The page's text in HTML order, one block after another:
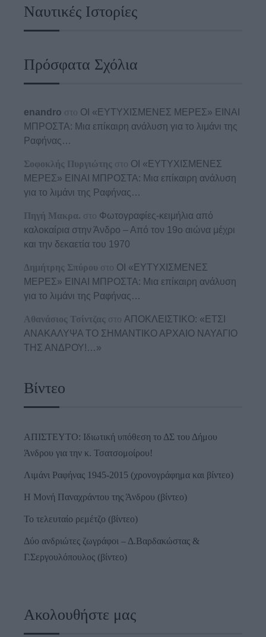
Ναυτικές Ιστορίες
Πρόσφατα Σχόλια
enandro στο ΟΙ «ΕΥΤΥΧΙΣΜΕΝΕΣ ΜΕΡΕΣ» ΕΙΝΑΙ
ΜΠΡΟΣΤΑ: Μια επίκαιρη ανάλυση για το λιμάνι της
Ραφήνας…
Σοφοκλής Πυργιώτης στο ΟΙ «ΕΥΤΥΧΙΣΜΕΝΕΣ
ΜΕΡΕΣ» ΕΙΝΑΙ ΜΠΡΟΣΤΑ: Μια επίκαιρη ανάλυση
για το λιμάνι της Ραφήνας…
Πηγή Μακρα. στο Φωτογραφίες-κειμήλια από
καλοκαίρια στην Άνδρο – Από τον 19ο αιώνα μέχρι
και την δεκαετία του 1970
Δημήτρης Σπύρου στο ΟΙ «ΕΥΤΥΧΙΣΜΕΝΕΣ
ΜΕΡΕΣ» ΕΙΝΑΙ ΜΠΡΟΣΤΑ: Μια επίκαιρη ανάλυση
για το λιμάνι της Ραφήνας…
Αθανάσιος Τσίντζας στο ΑΠΟΚΛΕΙΣΤΙΚΟ: «ΕΤΣΙ
ΑΝΑΚΑΛΥΨΑ ΤΟ ΣΗΜΑΝΤΙΚΟ ΑΡΧΑΙΟ ΝΑΥΑΓΙΟ
ΤΗΣ ΑΝΔΡΟΥ!…»
Βίντεο
ΑΠΙΣΤΕΥΤΟ: Ιδιωτική υπόθεση το ΔΣ του Δήμου
Άνδρου για την κ. Τσατσομοίρου!
Λιμάνι Ραφήνας 1945-2015 (χρονογράφημα και βίντεο)
Η Μονή Παναχράντου της Άνδρου (βίντεο)
Το τελευταίο ρεμέτζο (βίντεο)
Δύο ανδριώτες ζωγράφοι – Δ.Βαρδακώστας &
Γ.Σεργουλόπουλος (βίντεο)
Ακολουθήστε μας